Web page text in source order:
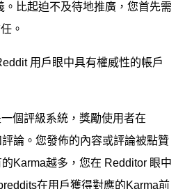
。比起迫不及待地推廣，您首先需
。
用戶眼中具有權威性的帳戶
個評級系統，獎勵使用者在
論。您發佈的內容或評論被點贊
Karma越多，您在 Redditor 眼中
在用戶獲得對應的Karma前